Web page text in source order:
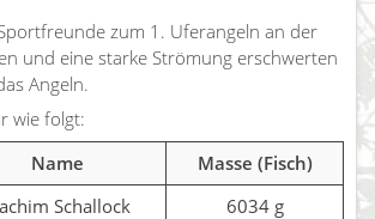
zum 1. Uferangeln an der
und eine starke Strömung erschwerten
Angeln.
wie folgt:
Name
Masse (Fisch)
Schallock
6034 g